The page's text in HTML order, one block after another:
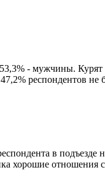
- мужчины.
респондентов не
в подъезде
хорошие отношения